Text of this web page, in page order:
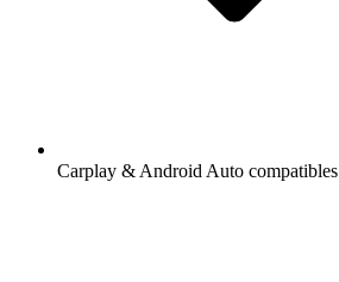
Carplay & Android Auto compatibles